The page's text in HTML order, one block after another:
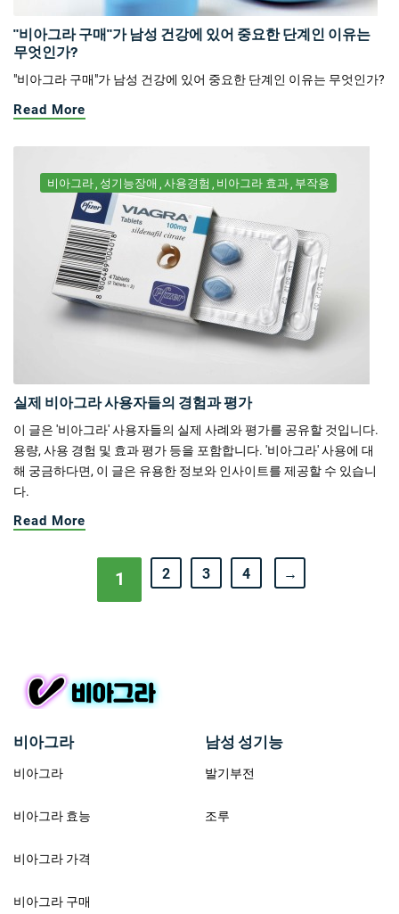
"비아그라 구매"가 남성 건강에 있어 중요한 단계인 이유는
무엇인가?
"비아그라 구매"가 남성 건강에 있어 중요한 단계인 이유는 무엇인가?
Read More
비아그라 성기능장애 사용경험 비아그라 효과 부작용
실제 비아그라 사용자들의 경험과 평가
이 글은 '비아그라' 사용자들의 실제 사례와 평가를 공유할 것입니다.
용량, 사용 경험 및 효과 평가 등을 포함합니다. '비아그라' 사용에 대
해 궁금하다면, 이 글은 유용한 정보와 인사이트를 제공할 수 있습니
다.
Read More
1 2 3 4 →
비아그라
비아그라
비아그라 효능
비아그라 가격
비아그라 구매
남성 성기능
발기부전
조루